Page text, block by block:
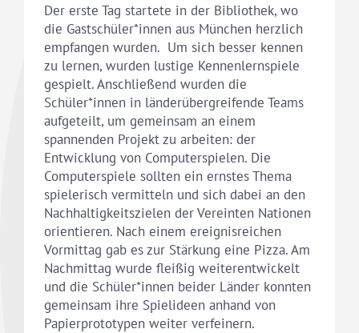
Der erste Tag startete in der Bibliothek, wo
die Gastschüler*innen aus München herzlich
empfangen wurden. Um sich besser kennen
zu lernen, wurden lustige Kennenlernspiele
gespielt. Anschließend wurden die
Schüler*innen in länderübergreifende Teams
aufgeteilt, um gemeinsam an einem
spannenden Projekt zu arbeiten: der
Entwicklung von Computerspielen. Die
Computerspiele sollten ein ernstes Thema
spielerisch vermitteln und sich dabei an den
Nachhaltigkeitszielen der Vereinten Nationen
orientieren. Nach einem ereignisreichen
Vormittag gab es zur Stärkung eine Pizza. Am
Nachmittag wurde fleißig weiterentwickelt
und die Schüler*innen beider Länder konnten
gemeinsam ihre Spielideen anhand von
Papierprototypen weiter verfeinern.